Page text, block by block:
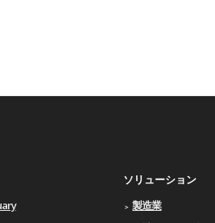
ソリューション
製造業